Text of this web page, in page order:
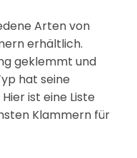
Arten von
erhältlich.
geklemmt und
hat seine
ist eine Liste
Klammern für